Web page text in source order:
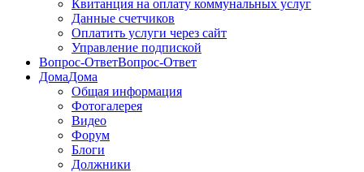
Квитанция на оплату коммунальных услуг
Данные счетчиков
Оплатить услуги через сайт
Управление подпиской
Вопрос-ОтветВопрос-Ответ
ДомаДома
Общая информация
Фотогалерея
Видео
Форум
Блоги
Должники